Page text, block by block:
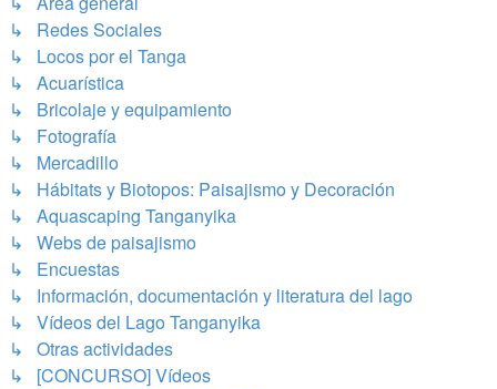
↳ Redes Sociales
↳ Locos por el Tanga
↳ Acuarística
↳ Bricolaje y equipamiento
↳ Fotografía
↳ Mercadillo
↳ Hábitats y Biotopos: Paisajismo y Decoración
↳ Aquascaping Tanganyika
↳ Webs de paisajismo
↳ Encuestas
↳ Información, documentación y literatura del lago
↳ Vídeos del Lago Tanganyika
↳ Otras actividades
↳ [CONCURSO] Vídeos